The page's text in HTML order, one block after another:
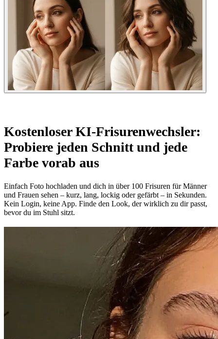
Kostenloser KI-Frisurenwechsler:
Probiere jeden Schnitt und jede
Farbe vorab aus
Einfach Foto hochladen und dich in über 100 Frisuren für Männer
und Frauen sehen – kurz, lang, lockig oder gefärbt – in Sekunden.
Kein Login, keine App. Finde den Look, der wirklich zu dir passt,
bevor du im Stuhl sitzt.